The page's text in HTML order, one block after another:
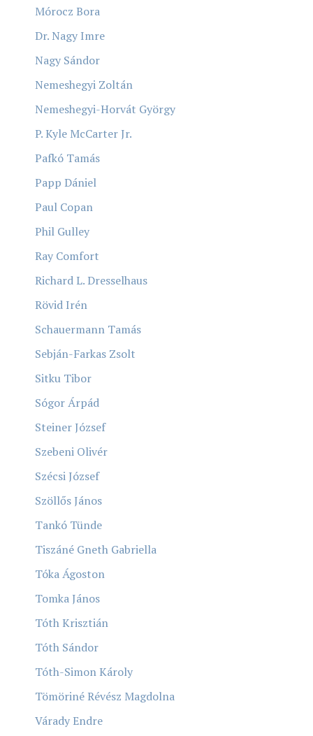
Mórocz Bora
Dr. Nagy Imre
Nagy Sándor
Nemeshegyi Zoltán
Nemeshegyi-Horvát György
P. Kyle McCarter Jr.
Pafkó Tamás
Papp Dániel
Paul Copan
Phil Gulley
Ray Comfort
Richard L. Dresselhaus
Rövid Irén
Schauermann Tamás
Sebján-Farkas Zsolt
Sitku Tibor
Sógor Árpád
Steiner József
Szebeni Olivér
Szécsi József
Szöllős János
Tankó Tünde
Tiszáné Gneth Gabriella
Tóka Ágoston
Tomka János
Tóth Krisztián
Tóth Sándor
Tóth-Simon Károly
Tömöriné Révész Magdolna
Várady Endre